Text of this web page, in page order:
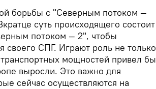
борьбы с "Северным потоком —
суть происходящего состоит
потоком — 2", чтобы
своего СПГ. Играют роль не только
мощностей привел бы
выросли. Это важно для
сейчас осуществляются на